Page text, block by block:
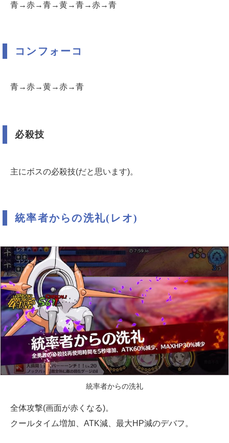
青→赤→青→黄→青→赤→青
コンフォーコ
青→赤→黄→赤→青
必殺技
主にボスの必殺技(だと思います)。
統率者からの洗礼(レオ)
統率者からの洗礼
全体攻撃(画面が赤くなる)。
クールタイム増加、ATK減、最大HP減のデバフ。